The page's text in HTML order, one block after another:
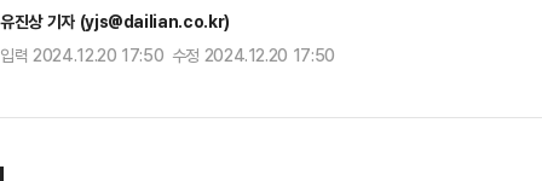
유진상 기자 (yjs@dailian.co.kr)
입력 2024.12.20 17:50 수정 2024.12.20 17:50